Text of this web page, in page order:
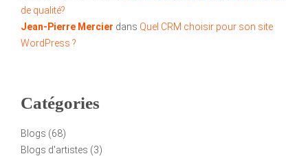
de qualité?
Jean-Pierre Mercier dans Quel CRM choisir pour son site
WordPress ?
Catégories
Blogs (68)
Blogs d'artistes (3)